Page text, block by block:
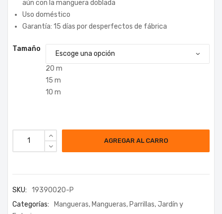
aún con la manguera doblada
Uso doméstico
Garantía: 15 días por desperfectos de fábrica
Tamaño
20 m
15 m
10 m
AGREGAR AL CARRO
SKU:
19390020-P
Categorías:
Mangueras, Mangueras, Parrillas, Jardín y